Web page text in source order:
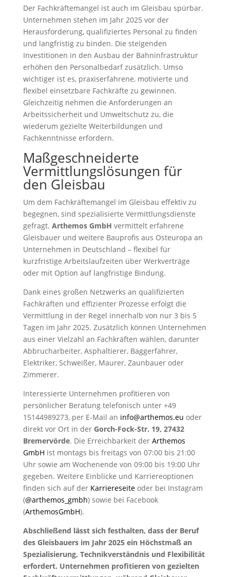
Der Fachkräftemangel ist auch im Gleisbau spürbar.
Unternehmen stehen im Jahr 2025 vor der
Herausforderung, qualifiziertes Personal zu finden
und langfristig zu binden. Die steigenden
Investitionen in den Ausbau der Bahninfrastruktur
erhöhen den Personalbedarf zusätzlich. Umso
wichtiger ist es, praxiserfahrene, motivierte und
flexibel einsetzbare Fachkräfte zu gewinnen.
Gleichzeitig nehmen die Anforderungen an
Arbeitssicherheit und Umweltschutz zu, die
wiederum gezielte Weiterbildungen und
Fachkenntnisse erfordern.
Maßgeschneiderte
Vermittlungslösungen für
den Gleisbau
Um dem Fachkräftemangel im Gleisbau effektiv zu
begegnen, sind spezialisierte Vermittlungsdienste
gefragt. Arthemos GmbH vermittelt erfahrene
Gleisbauer und weitere Bauprofis aus Osteuropa an
Unternehmen in Deutschland – flexibel für
kurzfristige Arbeitslaufzeiten über Werkverträge
oder mit Option auf langfristige Bindung.
Dank eines großen Netzwerks an qualifizierten
Fachkräften und effizienter Prozesse erfolgt die
Vermittlung in der Regel innerhalb von nur 3 bis 5
Tagen im Jahr 2025. Zusätzlich können Unternehmen
aus einer Vielzahl an Fachkräften wählen, darunter
Abbrucharbeiter, Asphaltierer, Baggerfahrer,
Elektriker, Schweißer, Maurer, Zaunbauer oder
Zimmerer.
Interessierte Unternehmen profitieren von
persönlicher Beratung telefonisch unter +49
15144989273, per E-Mail an info@arthemos.eu oder
direkt vor Ort in der Gorch-Fock-Str. 19, 27432
Bremervörde. Die Erreichbarkeit der Arthemos
GmbH ist montags bis freitags von 07:00 bis 21:00
Uhr sowie am Wochenende von 09:00 bis 19:00 Uhr
gegeben. Weitere Einblicke und Karriereoptionen
finden sich auf der Karriereseiteoder bei Instagram
(@arthemos_gmbh) sowie bei Facebook
(ArthemosGmbH).
Abschließend lässt sich festhalten, dass der Beruf
des Gleisbauers im Jahr 2025 ein Höchstmaß an
Spezialisierung, Technikverständnis und Flexibilität
erfordert. Unternehmen profitieren von gezielten